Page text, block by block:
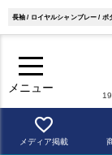
メニュー
メディア掲載
長袖 / ロイヤルシャンブレー / ボ